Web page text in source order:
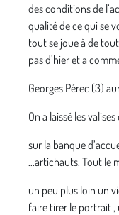
des conditions de
qualité de ce qui se
tout se joue à de
pas d’hier et a
Georges Pérec (3)
On a laissé les
sur la banque
...artichauts. Tout le
un peu plus loin un
faire tirer le portrait ,